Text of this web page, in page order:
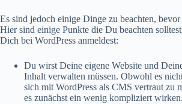
Es sind jedoch einige Dinge zu beachten,
Hier sind einige Punkte die Du beachten
Dich bei WordPress anmeldest:
Du wirst Deine eigene Website und
Inhalt verwalten müssen. Obwohl es
sich mit WordPress als CMS vertraut zu
es zunächst ein wenig kompliziert wirken.